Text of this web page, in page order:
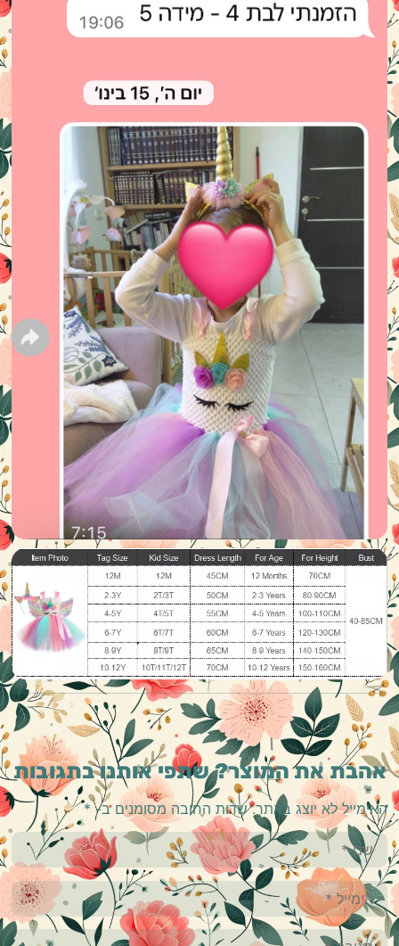
אהבת את המוצר? שתפי אותנו בתגובות
האימייל לא יוצג באתר. שדות החובה מסומנים ב- *